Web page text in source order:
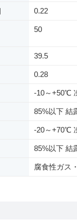
0.22
50
39.5
0.28
-10～+50℃
85%以下 結
-20～+70℃
85%以下 結
腐食性ガス